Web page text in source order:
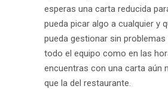
esperas una carta reducida
pueda picar algo a cualquier y
pueda gestionar sin
todo el equipo como en las
encuentras con una carta aún
que la del restaurante.